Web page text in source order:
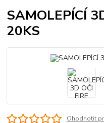
SAMOLEPÍCÍ
20KS
Ohodnotit